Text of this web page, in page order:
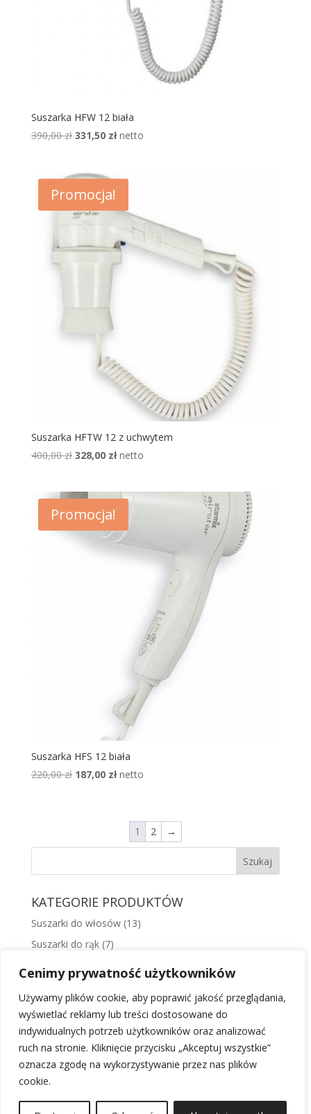
Cenimy prywatność użytkowników
Używamy plików cookie, aby poprawić jakość przeglądania,
wyświetlać reklamy lub treści dostosowane do
indywidualnych potrzeb użytkowników oraz analizować
ruch na stronie. Kliknięcie przycisku „Akceptuj wszystkie”
oznacza zgodę na wykorzystywanie przez nas plików
cookie.
Suszarka HFW 12 biała
390,00zł Pierwotna
390,00 zł.
331,50 złAktualna
331,50 zł.
netto
Promocja!
Suszarka HFTW 12 z uchwytem
400,00zł Pierwotna
400,00 zł.
328,00 złAktualna
328,00 zł.
netto
Promocja!
Suszarka HFS 12 biała
220,00zł Pierwotna
187,00 złAktualna
187,00 zł.
netto
1 2 →
KATEGORIE PRODUKTÓW
Suszarki do włosów (13)
Suszarki do rąk (7)
Suszarki basenowe
(5)
Suszarki hotelowe
(9)
Uchwyty i prowadnice (4)
Odkurzacze Starmix (21)